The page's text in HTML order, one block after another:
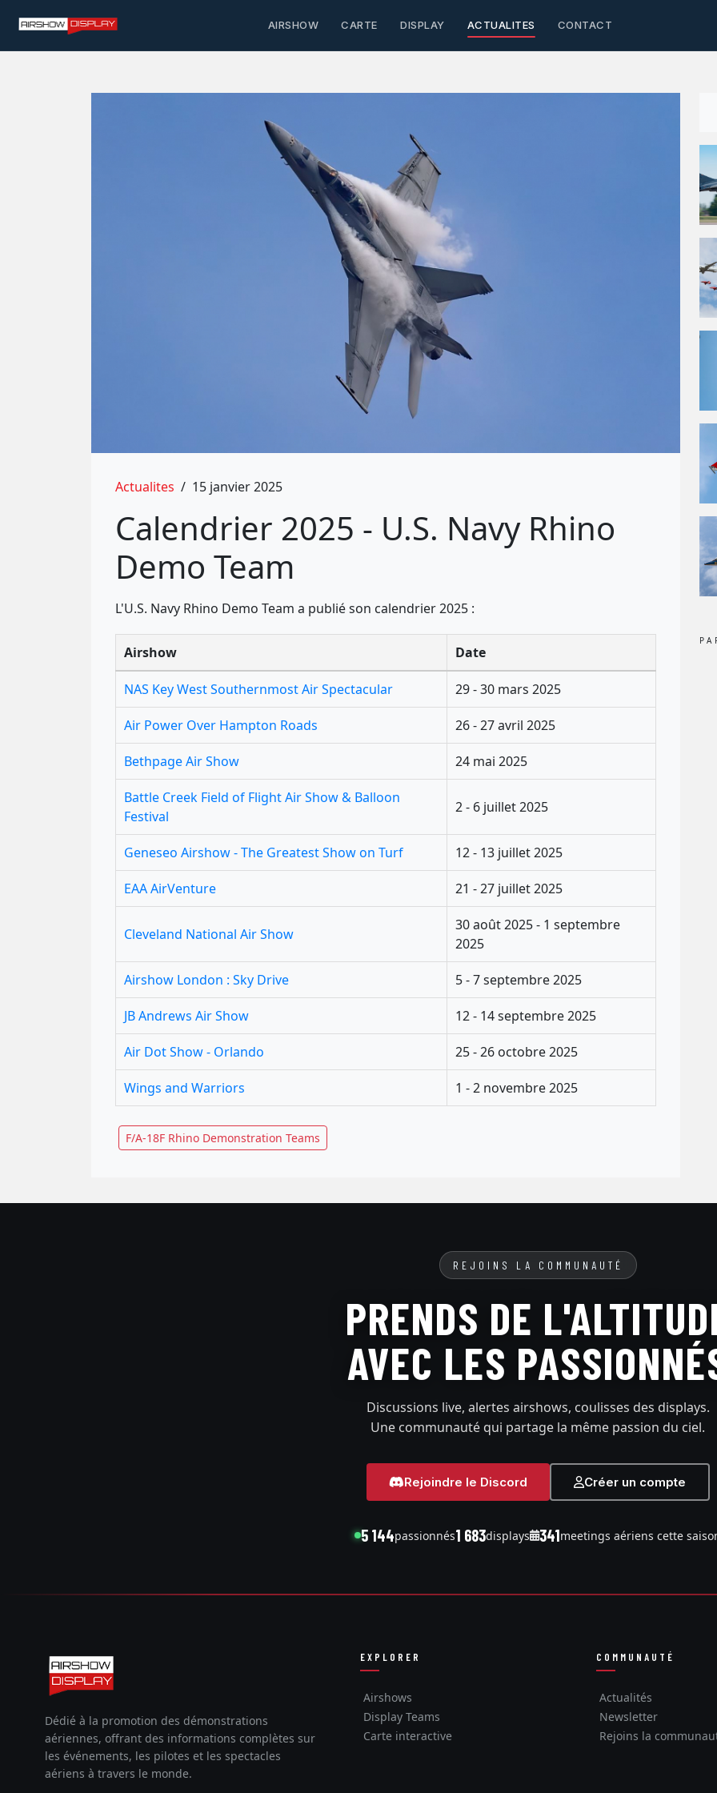
AIRSHOW CARTE DISPLAY ACTUALITES CONTACT
Actualites / 15 janvier 2025
Calendrier 2025 - U.S. Navy Rhino
Demo Team
L'U.S. Navy Rhino Demo Team a publié son calendrier 2025 :
Airshow Date
NAS Key West Southernmost Air Spectacular 29 - 30 mars 2025
Air Power Over Hampton Roads 26 - 27 avril 2025
Bethpage Air Show 24 mai 2025
Battle Creek Field of Flight Air Show & Balloon
Festival
2 - 6 juillet 2025
Geneseo Airshow - The Greatest Show on Turf 12 - 13 juillet 2025
EAA AirVenture 21 - 27 juillet 2025
Cleveland National Air Show
30 août 2025 - 1 septembre
2025
Airshow London : Sky Drive 5 - 7 septembre 2025
JB Andrews Air Show 12 - 14 septembre 2025
Air Dot Show - Orlando 25 - 26 octobre 2025
Wings and Warriors 1 - 2 novembre 2025
F/A-18F Rhino Demonstration Teams
REJOINS LA COMMUNAUTÉ
PRENDS DE
AVEC LES
Discussions live, alertes airshows, coulisses des displays.
Une communauté qui partage la même passion du ciel.
Rejoindre le Discord Créer un compte
5 144passionnés1 683displays 341meetings aériens cette
Dédié à la promotion des démonstrations
aériennes, offrant des informations complètes sur
les événements, les pilotes et les spectacles
aériens à travers le monde.
EXPLORER
Airshows
Display Teams
Carte interactive
COMMUNAUTÉ
Actualités
Newsletter
Rejoins la